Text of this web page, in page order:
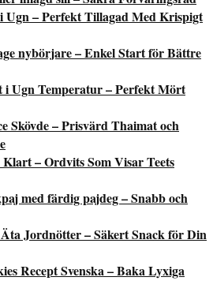
Ugn – Perfekt Tillagad Med Krispigt
nybörjare – Enkel Start för Bättre
Ugn Temperatur – Perfekt Mört
Skövde – Prisvärd Thaimat och
– Ordvits Som Visar Teets
med färdig pajdeg – Snabb och
Jordnötter – Säkert Snack för Din
Recept Svenska – Baka Lyxiga